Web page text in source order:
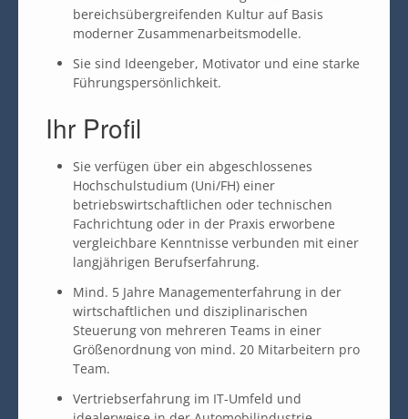
bereichsübergreifenden Kultur auf Basis
moderner Zusammenarbeitsmodelle.
Sie sind Ideengeber, Motivator und eine starke
Führungspersönlichkeit.
Ihr Profil
Sie verfügen über ein abgeschlossenes
Hochschulstudium (Uni/FH) einer
betriebswirtschaftlichen oder technischen
Fachrichtung oder in der Praxis erworbene
vergleichbare Kenntnisse verbunden mit einer
langjährigen Berufserfahrung.
Mind. 5 Jahre Managementerfahrung in der
wirtschaftlichen und disziplinarischen
Steuerung von mehreren Teams in einer
Größenordnung von mind. 20 Mitarbeitern pro
Team.
Vertriebserfahrung im IT-Umfeld und